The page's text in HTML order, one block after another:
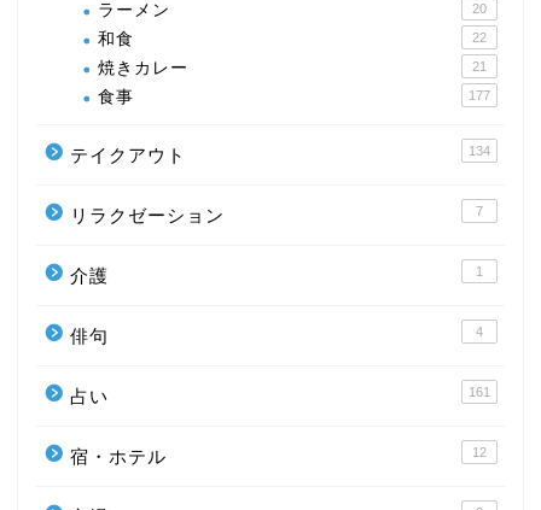
ラーメン 20
和食 22
焼きカレー 21
食事 177
テイクアウト 134
リラクゼーション 7
介護 1
俳句 4
占い 161
宿・ホテル 12